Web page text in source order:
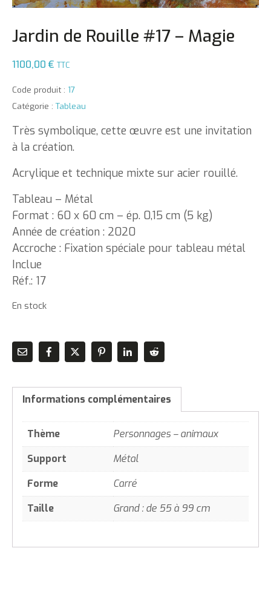
Jardin de Rouille #17 – Magie
1100,00 € TTC
Code produit : 17
Catégorie : Tableau
Très symbolique, cette œuvre est une invitation
à la création.
Acrylique et technique mixte sur acier rouillé.
Tableau – Métal
Format : 60 x 60 cm – ép. 0,15 cm (5 kg)
Année de création : 2020
Accroche : Fixation spéciale pour tableau métal
Inclue
Réf.: 17
En stock
Informations complémentaires
Thème
Personnages – animaux
Support
Métal
Forme
Carré
Taille
Grand : de 55 à 99 cm